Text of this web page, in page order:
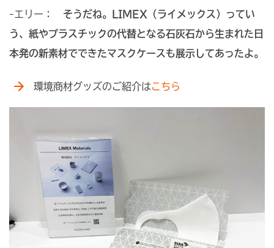
-エリー： そうだね。LIMEX（ライメックス）ってい
う、紙やプラスチックの代替となる石灰石から生まれた日
本発の新素材でできたマスクケースも展示してあったよ。
環境商材グッズのご紹介はこちら